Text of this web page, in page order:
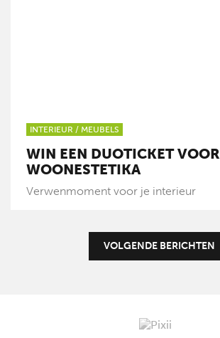
INTERIEUR / MEUBELS
WIN EEN DUOTICKET VOOR
WOONESTETIKA
Verwenmoment voor je interieur
VOLGENDE BERICHTEN